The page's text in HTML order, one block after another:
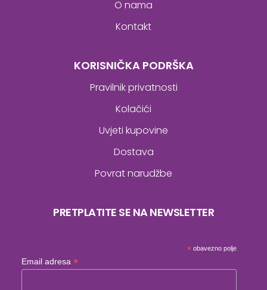
O nama
Kontakt
KORISNIČKA PODRŠKA
Pravilnik privatnosti
Kolačići
Uvjeti kupovine
Dostava
Povrat narudžbe
PRETPLATITE SE NA NEWSLETTER
* obavezno polje
Email adresa *